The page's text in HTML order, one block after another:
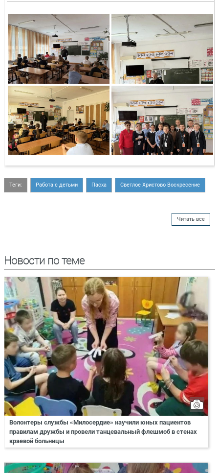
Теги: Работа с детьми Пасха Светлое Христово Воскресение
Читать все
Новости по теме
Волонтеры службы «Милосердие» научили юных пациентов
правилам дружбы и провели танцевальный флешмоб в стенах
краевой больницы